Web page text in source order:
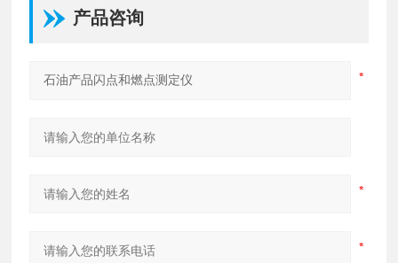
产品咨询